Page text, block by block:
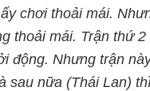
chơi thoải mái.
thoải mái. Trận thứ
động. Nhưng trận
sau nữa (Thái Lan)